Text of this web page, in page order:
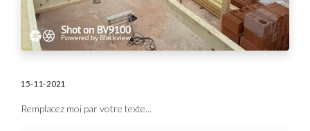
15-11-2021
Remplacez moi par votre texte...